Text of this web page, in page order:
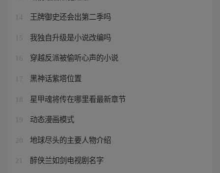
14 王牌御史还会出第二季吗
15 我独自升级是小说改编吗
16 穿越反派被偷听心声的小说
17 黑神话紫塔位置
18 星甲魂将传在哪里看最新章节
19 动态漫画模式
20 地球尽头的主要人物介绍
21 醉侠兰如剑电视剧名字